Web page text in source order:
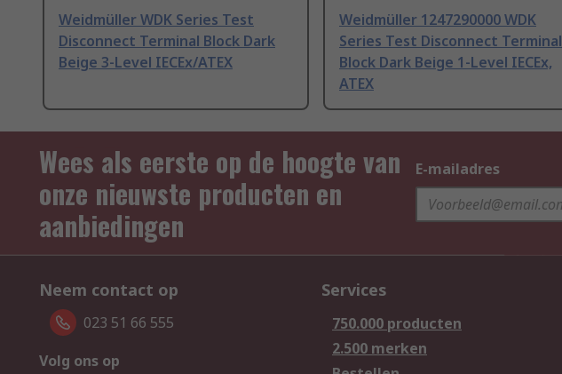
Weidmüller WDK Series Test
Disconnect Terminal Block Dark
Beige 3-Level IECEx/ATEX
Weidmüller 1247290000 WDK
Series Test Disconnect Terminal
Block Dark Beige 1-Level IECEx,
ATEX
Wees als eerste op de hoogte van
onze nieuwste producten en
aanbiedingen
E-mailadres
Neem contact op
023 51 66 555
Volg ons op
Services
750.000 producten
2.500 merken